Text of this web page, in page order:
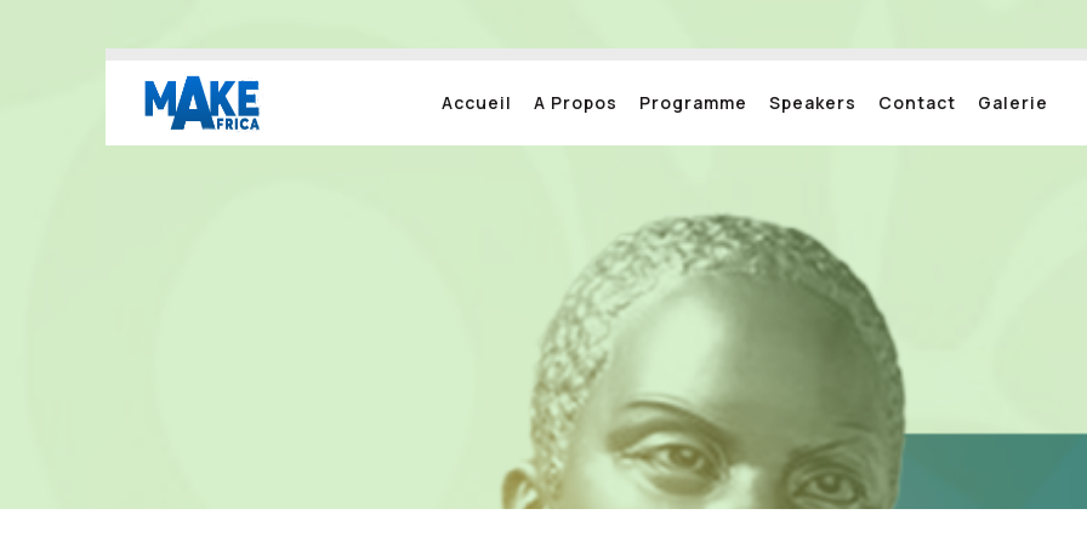
Accueil A Propos Programme Speakers Contact Galerie